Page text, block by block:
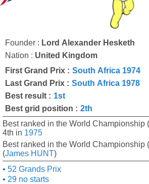
Founder : Lord Alexander Hesketh
Nation : United Kingdom
First Grand Prix : South Africa 1974
Last Grand Prix : South Africa 1978
Best result : 1st
Best grid position : 2th
Best ranked in the World Championship
4th in 1975
Best ranked in the World Championship
(James HUNT)
52 Grands Prix
29 no starts